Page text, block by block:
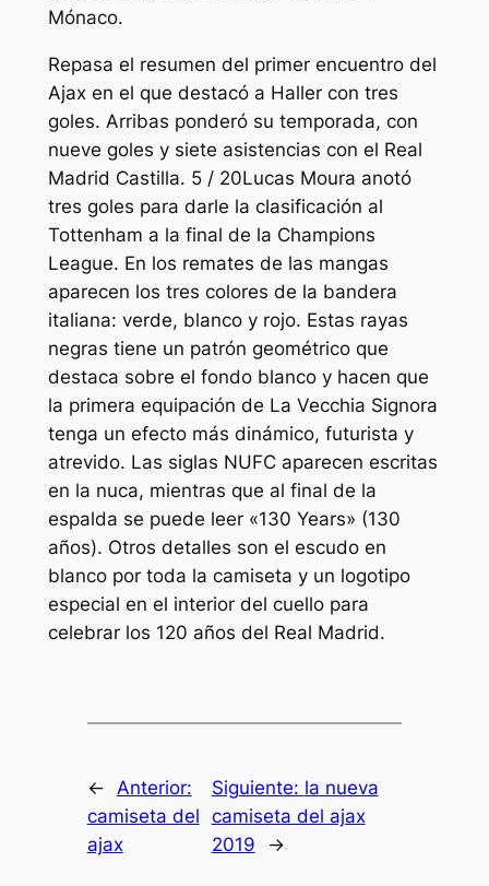
Mónaco.
Repasa el resumen del primer encuentro del
Ajax en el que destacó a Haller con tres
goles. Arribas ponderó su temporada, con
nueve goles y siete asistencias con el Real
Madrid Castilla. 5 / 20Lucas Moura anotó
tres goles para darle la clasificación al
Tottenham a la final de la Champions
League. En los remates de las mangas
aparecen los tres colores de la bandera
italiana: verde, blanco y rojo. Estas rayas
negras tiene un patrón geométrico que
destaca sobre el fondo blanco y hacen que
la primera equipación de La Vecchia Signora
tenga un efecto más dinámico, futurista y
atrevido. Las siglas NUFC aparecen escritas
en la nuca, mientras que al final de la
espalda se puede leer «130 Years» (130
años). Otros detalles son el escudo en
blanco por toda la camiseta y un logotipo
especial en el interior del cuello para
celebrar los 120 años del Real Madrid.
← Anterior:
camiseta del
ajax
Siguiente: la nueva
camiseta del ajax
2019
→